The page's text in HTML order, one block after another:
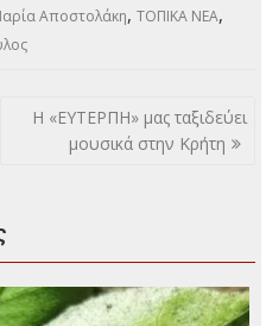
Αποστολάκη,ΤΟΠΙΚΑ ΝΕΑ,
Η «ΕΥΤΕΡΠΗ» μας ταξιδεύει
μουσικά στην Κρήτη